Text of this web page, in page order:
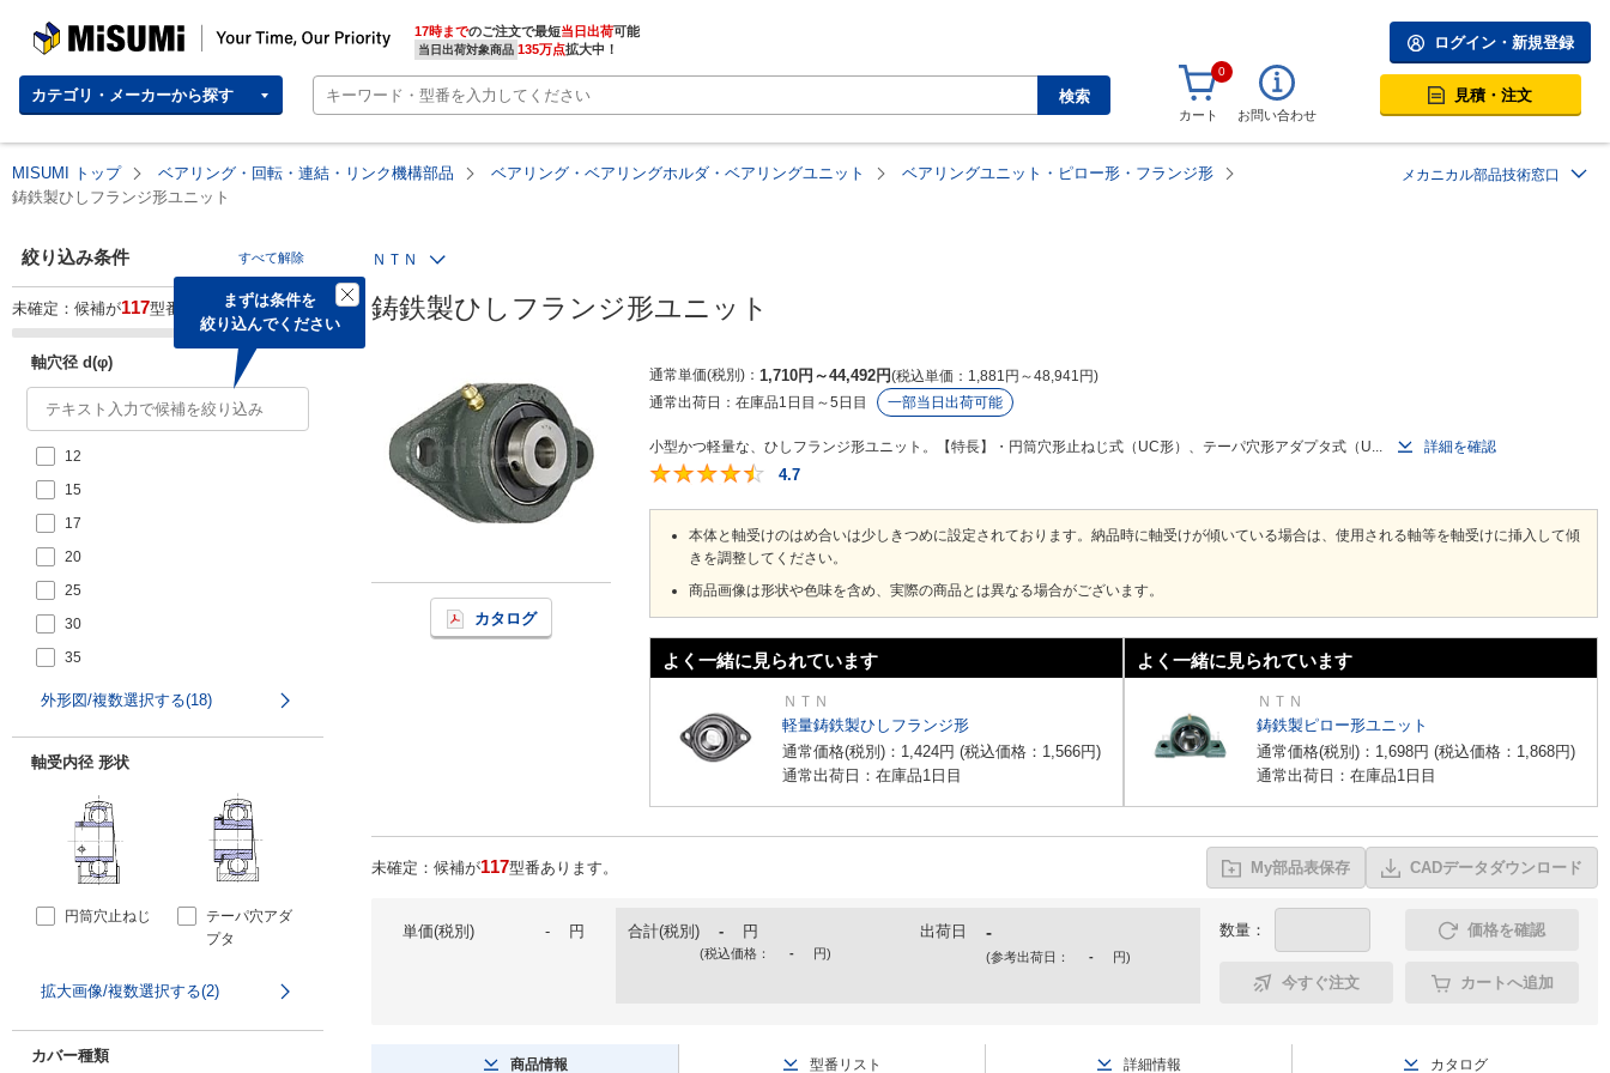
MISUMI | Your Time, Our Priority 17時までのご注文で最短当日出荷
当日出荷対象商品 135万点拡大中！
カテゴリ・メーカーから探す 検索
ログイン・新規登録
0
カート お問い合わせ
見積・注文
MISUMI トップ ベアリング・回転・連結・リンク機構部品 ベアリング・ベアリングホルダ・ベアリングユニット
ベアリングユニット・ピロー形・フランジ形
鋳鉄製ひしフランジ形ユニット
メカニカル部品技術窓口
絞り込み条件 すべて解除
まずは条件を
絞り込んでください
未確定：候補が117型番あります。
軸穴径 d(φ)
12
15
17
20
25
30
35
40
50
60
65
75
85
90
外形図/複数選択する(18)
軸受内径 形状
円筒穴止ねじ
テーパ穴アダ
プタ
拡大画像/複数選択する(2)
カバー種類
ＮＴＮ
鋳鉄製ひしフランジ形ユニット
カタログ
通常単価(税別) 1,710円 ～44,492円 税込単価 1,881 円 ～48,941 円
通常出荷日： 在庫品1日目～5日目 一部当日出荷可能
小型かつ軽量な、ひしフランジ形ユニット。【特長】・円筒穴形止ねじ式（UC形）、テーパ穴形アダプタ式（U...
詳細を確認
4.7
本体と軸受けのはめ合いは少しきつめに設定されております。納品時に軸受けが傾いている場合は、使用される軸等を軸受けに挿入して傾
きを調整してください。
商品画像は形状や色味を含め、実際の商品とは異なる場合がございます。
よく一緒に見られています
ＮＴＮ
軽量鋳鉄製ひしフランジ形
通常価格(税別)： 1,424円 (税込価格： 1,566円)
通常出荷日：在庫品1日目
よく一緒に見られています
ＮＴＮ
鋳鉄製ピロー形ユニット
通常価格(税別)： 1,698円 (税込価格： 1,868円)
通常出荷日：在庫品1日目
未確定：候補が117型番あります。 My部品表保存 CADデータダウンロード
単価(税別) - 円 合計(税別) - 円
(税込価格： - 円)
出荷日 -
(参考出荷日： - 円)
数量： 価格を確認
今すぐ注文 カートへ追加
商品情報 型番リスト 詳細情報 カタログ